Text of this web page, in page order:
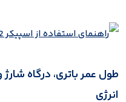
طول عمر باتری، درگاه
انرژی